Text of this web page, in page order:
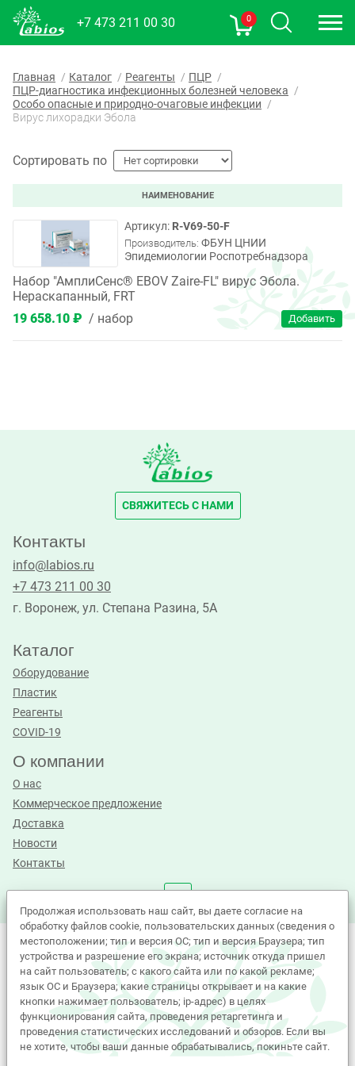
+7 473 211 00 30 0
Главная Каталог Реагенты
ПЦР
ПЦР-диагностика инфекционных болезней человека
Особо опасные и природно-очаговые инфекции
Вирус лихорадки Эбола
Сортировать по
НАИМЕНОВАНИЕ
R-V69-50-F
Производитель:ФБУН ЦНИИ
Эпидемиологии Роспотребнадзора
Набор "АмплиСенс® EBOV Zaire-FL" вирус Эбола.
Нераскапанный, FRT
19 658.10 ₽
набор
Продолжая использовать наш сайт, вы даете согласие на
обработку файлов cookie, пользовательских данных (сведения о
местоположении; тип и версия ОС; тип и версия Браузера; тип
устройства и разрешение его экрана; источник откуда пришел
на сайт пользователь; с какого сайта или по какой рекламе;
язык ОС и Браузера; какие страницы открывает и на какие
кнопки нажимает пользователь; ip-адрес) в целях
функционирования сайта, проведения ретаргетинга и
проведения статистических исследований и обзоров. Если вы
не хотите, чтобы ваши данные обрабатывались, покиньте сайт.
СВЯЖИТЕСЬ С НАМИ
Контакты
info@labios.ru
+7 473 211 00 30
г. Воронеж, ул. Степана Разина, 5А
Каталог
Оборудование
Пластик
Реагенты
COVID-19
О компании
О нас
Коммерческое предложение
Доставка
Новости
Контакты
©Лабиос 2010 - 2026. All Rights Reserved.
Политика принятия персональных данных
Политика обработки Cookie-файлов
Согласие на обработку персональных данных
Вся представленная на сайте информация, касающаяся
характеристик, стоимости товаров, носит исключительно
информационный характер и ни при каких условиях не